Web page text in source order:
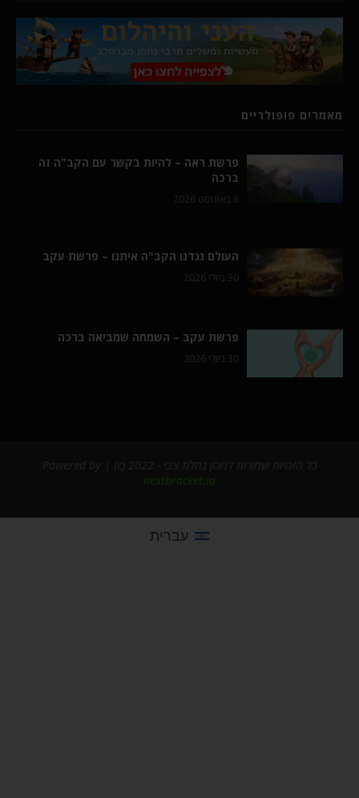
מאמרים פופולריים
פרשת ראה – להיות בקשר עם הקב"ה זה
ברכה
העולם נגדנו הקב"ה איתנו – פרשת עקב
פרשת עקב – השמחה שמביאה ברכה
nextbracket.io
עברית